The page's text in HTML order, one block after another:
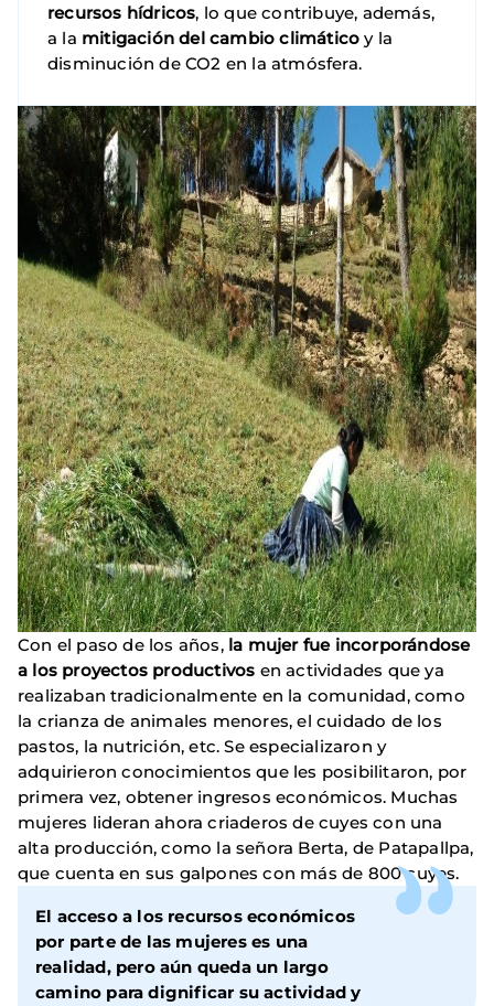
recursos hídricos, lo que contribuye, además,
a la mitigación del cambio climático y la
disminución de CO2 en la atmósfera.
Con el paso de los años, la mujer fue incorporándose
a los proyectos productivos en actividades que ya
realizaban tradicionalmente en la comunidad, como
la crianza de animales menores, el cuidado de los
pastos, la nutrición, etc. Se especializaron y
adquirieron conocimientos que les posibilitaron, por
primera vez, obtener ingresos económicos. Muchas
mujeres lideran ahora criaderos de cuyes con una
alta producción, como la señora Berta, de Patapallpa,
que cuenta en sus galpones con más de 800 cuyes.
El acceso a los recursos económicos
por parte de las mujeres es una
realidad, pero aún queda un largo
camino para dignificar su actividad y